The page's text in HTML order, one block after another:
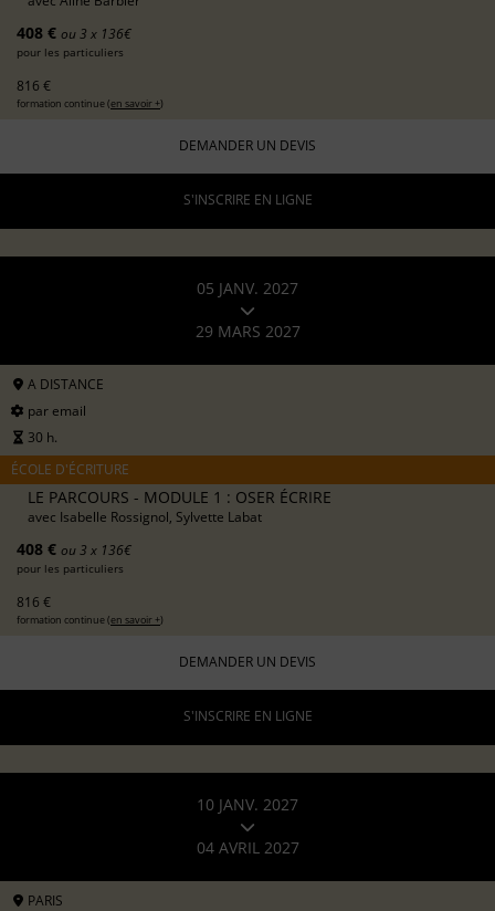
408 € ou 3 x 136€
pour les particuliers
816 €
formation continue (en savoir +)
DEMANDER UN DEVIS
S'INSCRIRE EN LIGNE
05 JANV. 2027
29 MARS 2027
A DISTANCE
par email
30 h.
ÉCOLE D'ÉCRITURE
LE PARCOURS - MODULE 1 : OSER ÉCRIRE
avec Isabelle Rossignol, Sylvette Labat
408 € ou 3 x 136€
pour les particuliers
816 €
formation continue (en savoir +)
DEMANDER UN DEVIS
S'INSCRIRE EN LIGNE
10 JANV. 2027
04 AVRIL 2027
PARIS